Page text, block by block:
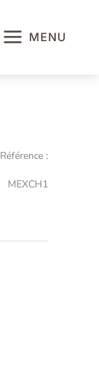
MENU
Référence :
MEXCH1